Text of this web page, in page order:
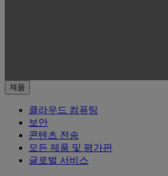
제품
클라우드 컴퓨팅
보안
콘텐츠 전송
모든 제품 및 평가판
글로벌 서비스